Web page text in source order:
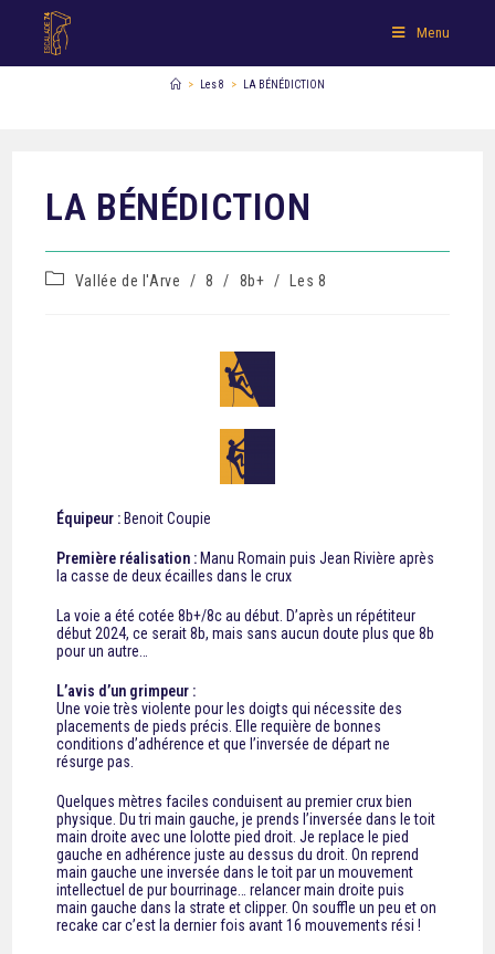
Menu
> Les 8 > LA BÉNÉDICTION
LA BÉNÉDICTION
Vallée de l'Arve / 8 / 8b+ / Les 8
Équipeur : Benoit Coupie
Première réalisation : Manu Romain puis Jean Rivière après
la casse de deux écailles dans le crux
La voie a été cotée 8b+/8c au début. D’après un répétiteur
début 2024, ce serait 8b, mais sans aucun doute plus que 8b
pour un autre…
L’avis d’un grimpeur :
Une voie très violente pour les doigts qui nécessite des
placements de pieds précis. Elle requière de bonnes
conditions d’adhérence et que l’inversée de départ ne
résurge pas.
Quelques mètres faciles conduisent au premier crux bien
physique. Du tri main gauche, je prends l’inversée dans le toit
main droite avec une lolotte pied droit. Je replace le pied
gauche en adhérence juste au dessus du droit. On reprend
main gauche une inversée dans le toit par un mouvement
intellectuel de pur bourrinage… relancer main droite puis
main gauche dans la strate et clipper. On souffle un peu et on
recake car c’est la dernier fois avant 16 mouvements rési !